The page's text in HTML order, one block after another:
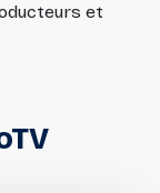
et